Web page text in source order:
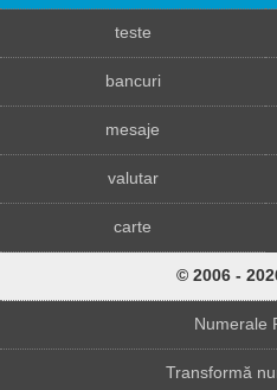
teste
bancuri
mesaje
valutar
carte
© 2006 -
Numerale
Transformă